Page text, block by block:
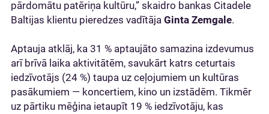
pārdomātu patēriņa kultūru,” skaidro bankas Citadele
Baltijas klientu pieredzes vadītāja Ginta Zemgale.
Aptauja atklāj, ka 31 % aptaujāto samazina izdevumus
arī brīvā laika aktivitātēm, savukārt katrs ceturtais
iedzīvotājs (24 %) taupa uz ceļojumiem un kultūras
pasākumiem — koncertiem, kino un izstādēm. Tikmēr
uz pārtiku mēģina ietaupīt 19 % iedzīvotāju, kas